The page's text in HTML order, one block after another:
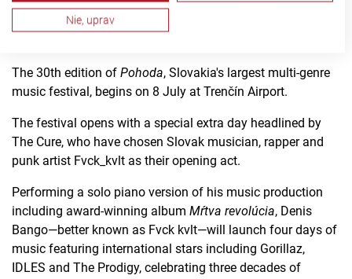
Junior, RSI, Rádio Regina Východ, Rádio_FM, RSI Espanol, NEV.
Zobraziť zoznam partnerov (1 predajcovia IAB)
Účely spracovania IAB:
Uchovávanie alebo prístup k informáciám na
Použiť obmedzené údaje na výber reklamy
Vytvoriť profily pre personalizovanú reklamu
Použiť profily na výber personalizovanej
reklamy
Vytvoriť profily na prispôsobenie obsahu
Nie, uprav
Admission is free.
The 30th edition of Pohoda, Slovakia's largest multi-genre
music festival, begins on 8 July at Trenčín Airport.
The festival opens with a special extra day headlined by
The Cure, who have chosen Slovak musician, rapper and
punk artist Fvck_kvlt as their opening act.
Performing a solo piano version of his music production
including award-winning album Mŕtva revolúcia, Denis
Bango—better known as Fvck kvlt—will launch four days of
music featuring international stars including Gorillaz,
IDLES and The Prodigy, celebrating three decades of